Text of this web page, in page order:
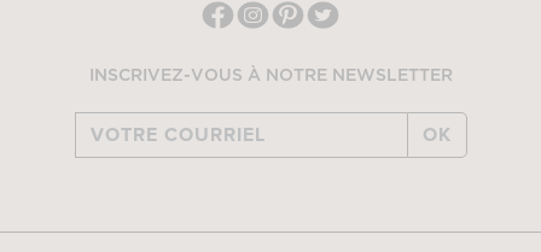
INSCRIVEZ-VOUS À NOTRE NEWSLETTER
OK